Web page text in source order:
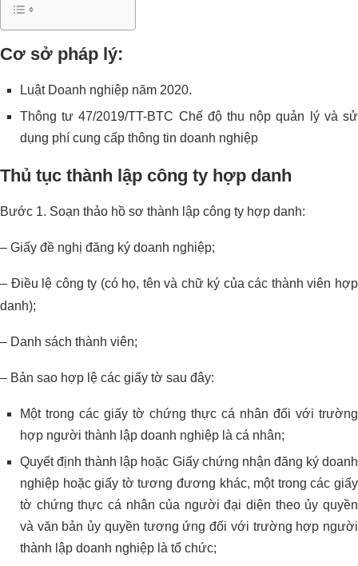
Cơ sở pháp lý:
Luật Doanh nghiệp năm 2020.
Thông tư 47/2019/TT-BTC Chế độ thu nộp quản lý và sử
dụng phí cung cấp thông tin doanh nghiệp
Thủ tục thành lập công ty hợp danh
Bước 1. Soạn thảo hồ sơ thành lập công ty hợp danh:
– Giấy đề nghị đăng ký doanh nghiệp;
– Điều lệ công ty (có họ, tên và chữ ký của các thành viên hợp
danh);
– Danh sách thành viên;
– Bản sao hợp lệ các giấy tờ sau đây:
Một trong các giấy tờ chứng thực cá nhân đối với trường
hợp người thành lập doanh nghiệp là cá nhân;
Quyết định thành lập hoặc Giấy chứng nhận đăng ký doanh
nghiệp hoặc giấy tờ tương đương khác, một trong các giấy
tờ chứng thực cá nhân của người đại diện theo ủy quyền
và văn bản ủy quyền tương ứng đối với trường hợp người
thành lập doanh nghiệp là tổ chức;